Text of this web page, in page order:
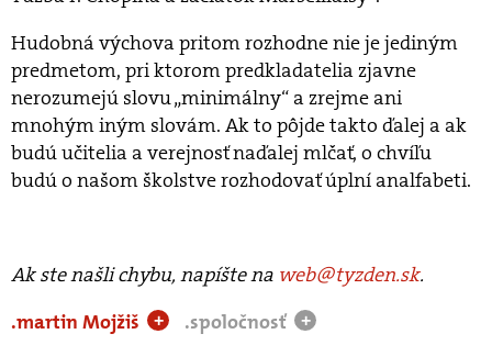
Hudobná výchova pritom rozhodne nie je jediným
predmetom, pri ktorom predkladatelia zjavne
nerozumejú slovu „minimálny“ a zrejme ani
mnohým iným slovám. Ak to pôjde takto ďalej a ak
budú učitelia a verejnosť naďalej mlčať, o chvíľu
budú o našom školstve rozhodovať úplní analfabeti.
Ak ste našli chybu, napíšte na web@tyzden.sk.
.martin Mojžiš
+ .spoločnosť +